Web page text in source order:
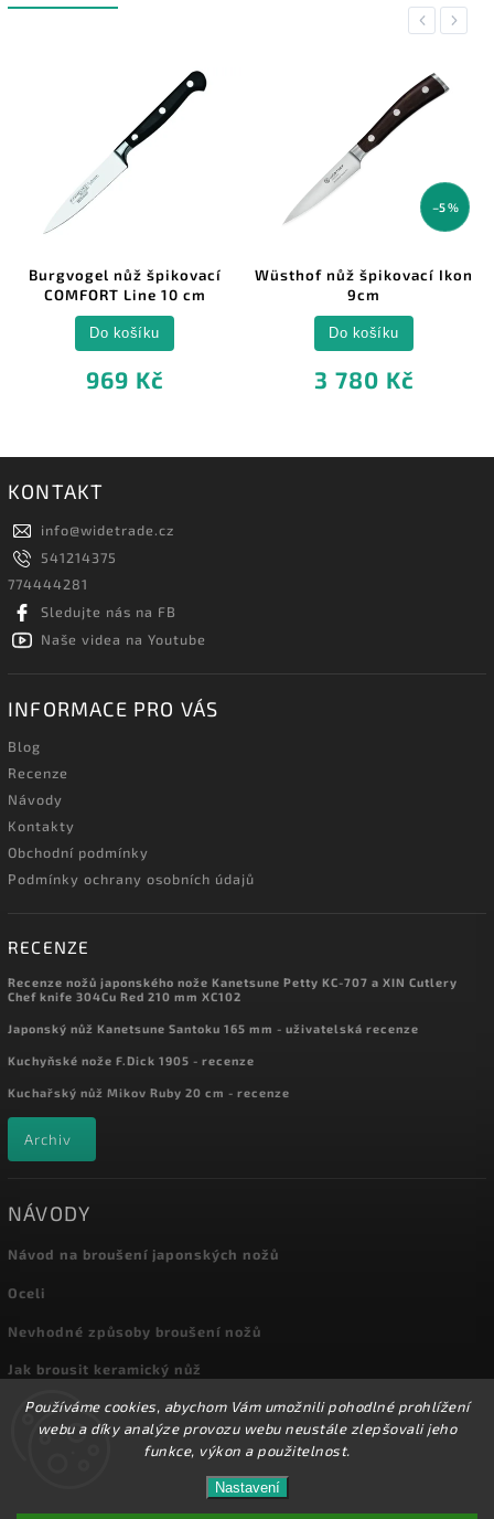
Používáme cookies, abychom Vám umožnili pohodlné prohlížení
webu a díky analýze provozu webu neustále zlepšovali jeho
funkce, výkon a použitelnost.
Nastavení
Přes 8000 nožů a dalšího příslušenství máme skladem
na prodejně! Doprava od 72,-Kč!
Previous
Burgvogel nůž špikovací
COMFORT Line 10 cm
969 Kč
Do košíku
–5 %
Wüsthof nůž špikovací Ikon
9cm
3 780 Kč
Do košíku
Next
KONTAKT
info@widetrade.cz
541214375
774444281
Sledujte nás na FB
Naše videa na Youtube
INFORMACE PRO VÁS
Blog
Recenze
Návody
Kontakty
Obchodní podmínky
Podmínky ochrany osobních údajů
RECENZE
Recenze nožů japonského nože Kanetsune Petty KC-707 a XIN Cutlery
Chef knife 304Cu Red 210 mm XC102
Japonský nůž Kanetsune Santoku 165 mm - uživatelská recenze
Kuchyňské nože F.Dick 1905 - recenze
Kuchařský nůž Mikov Ruby 20 cm - recenze
Archiv
NÁVODY
Návod na broušení japonských nožů
Oceli
Nevhodné způsoby broušení nožů
Jak brousit keramický nůž
Archiv
Kuchyňské nože. Všechna práva vyhrazena.